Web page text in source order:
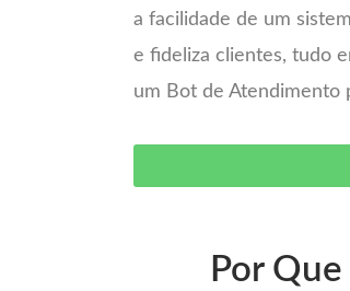
a facilidade de um
e fideliza clientes, tudo
um Bot de Atendimento
Por